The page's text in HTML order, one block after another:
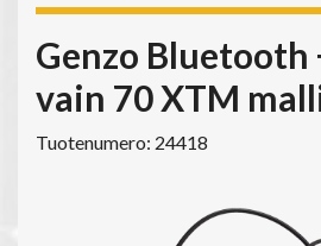
Genzo Bluetooth
vain 70 XTM
Tuotenumero: 24418